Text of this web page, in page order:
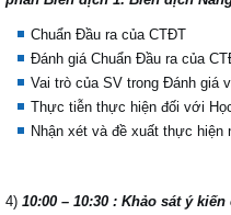
Chuẩn Đầu ra của CTĐT
Đánh giá Chuẩn Đầu ra của
Vai trò của SV trong Đánh giá
Thực tiễn thực hiện đối với
Nhận xét và đề xuất thực hiện
Báo cáo
4) 10:00 – 10:30 : Khảo sát ý